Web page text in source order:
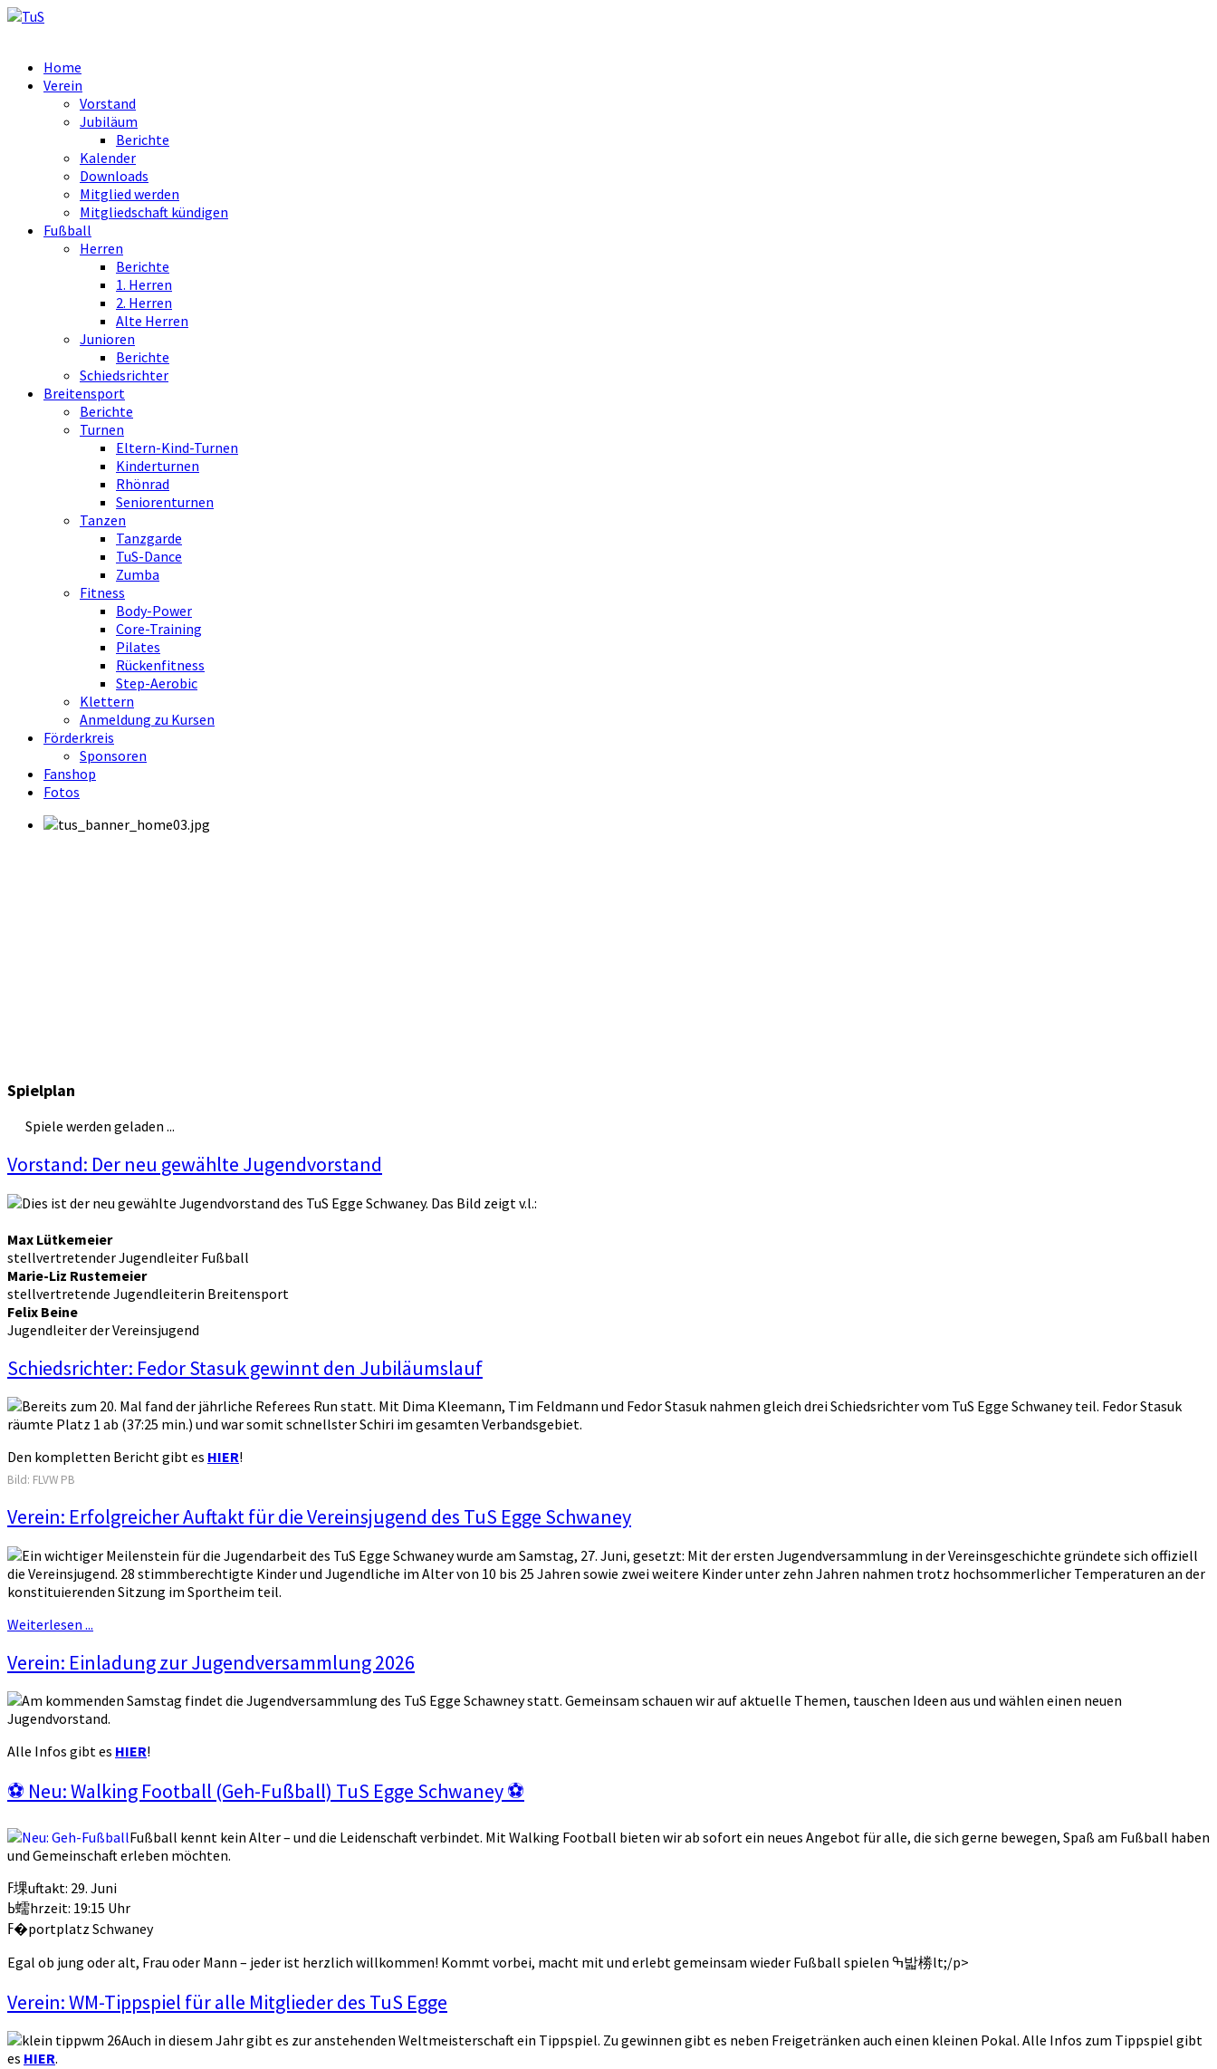
Home
Verein
Vorstand
Jubiläum
Berichte
Kalender
Downloads
Mitglied werden
Mitgliedschaft kündigen
Fußball
Herren
Berichte
1. Herren
2. Herren
Alte Herren
Junioren
Berichte
Schiedsrichter
Breitensport
Berichte
Turnen
Eltern-Kind-Turnen
Kinderturnen
Rhönrad
Seniorenturnen
Tanzen
Tanzgarde
TuS-Dance
Zumba
Fitness
Body-Power
Core-Training
Pilates
Rückenfitness
Step-Aerobic
Klettern
Anmeldung zu Kursen
Förderkreis
Sponsoren
Fanshop
Fotos
Spielplan
Spiele werden geladen ...
Vorstand: Der neu gewählte Jugendvorstand
Dies ist der neu gewählte Jugendvorstand des TuS Egge Schwaney. Das Bild zeigt v.l.:
Max Lütkemeier
stellvertretender Jugendleiter Fußball
Marie-Liz Rustemeier
stellvertretende Jugendleiterin Breitensport
Felix Beine
Jugendleiter der Vereinsjugend
Schiedsrichter: Fedor Stasuk gewinnt den Jubiläumslauf
Bereits zum 20. Mal fand der jährliche Referees Run statt. Mit Dima Kleemann, Tim Feldmann und Fedor Stasuk nahmen gleich drei Schiedsrichter vom TuS Egge Schwaney teil. Fedor Stasuk
räumte Platz 1 ab (37:25 min.) und war somit schnellster Schiri im gesamten Verbandsgebiet.
Den kompletten Bericht gibt es HIER!
Bild: FLVW PB
Verein: Erfolgreicher Auftakt für die Vereinsjugend des TuS Egge Schwaney
Ein wichtiger Meilenstein für die Jugendarbeit des TuS Egge Schwaney wurde am Samstag, 27. Juni, gesetzt: Mit der ersten Jugendversammlung in der Vereinsgeschichte gründete sich offiziell
die Vereinsjugend. 28 stimmberechtigte Kinder und Jugendliche im Alter von 10 bis 25 Jahren sowie zwei weitere Kinder unter zehn Jahren nahmen trotz hochsommerlicher Temperaturen an der
konstituierenden Sitzung im Sportheim teil.
Weiterlesen ...
Verein: Einladung zur Jugendversammlung 2026
Am kommenden Samstag findet die Jugendversammlung des TuS Egge Schawney statt. Gemeinsam schauen wir auf aktuelle Themen, tauschen Ideen aus und wählen einen neuen
Jugendvorstand.
Alle Infos gibt es HIER!
⚽ Neu: Walking Football (Geh-Fußball) TuS Egge Schwaney ⚽
Fußball kennt kein Alter – und die Leidenschaft verbindet. Mit Walking Football bieten wir ab sofort ein neues Angebot für alle, die sich gerne bewegen, Spaß am Fußball haben
und Gemeinschaft erleben möchten.
ߓ堁uftakt: 29. Juni
ߕ蠕hrzeit: 19:15 Uhr
ߓ�portplatz Schwaney
Egal ob jung oder alt, Frau oder Mann – jeder ist herzlich willkommen! Kommt vorbei, macht mit und erlebt gemeinsam wieder Fußball spielen ߒ밟椦lt;/p>
Verein: WM-Tippspiel für alle Mitglieder des TuS Egge
Auch in diesem Jahr gibt es zur anstehenden Weltmeisterschaft ein Tippspiel. Zu gewinnen gibt es neben Freigetränken auch einen kleinen Pokal. Alle Infos zum Tippspiel gibt
es HIER.